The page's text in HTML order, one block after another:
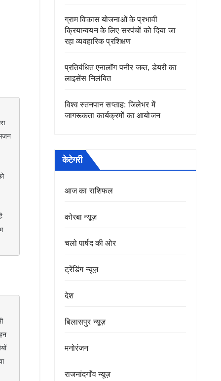
ग्राम विकास योजनाओं के प्रभावी
क्रियान्वयन के लिए सरपंचों को दिया जा
रहा व्यवहारिक प्रशिक्षण
प्रतिबंधित एनालॉग पनीर जब्त, डेयरी का
लाइसेंस निलंबित
विश्व स्तनपान सप्ताह: जिलेभर में
जागरूकता कार्यक्रमों का आयोजन
केटेगरी
आज का राशिफल
कोरबा न्यूज़
चलो पार्षद की ओर
ट्रेंडिंग न्यूज़
देश
बिलासपुर न्यूज़
मनोरंजन
राजनांदगाँव न्यूज़